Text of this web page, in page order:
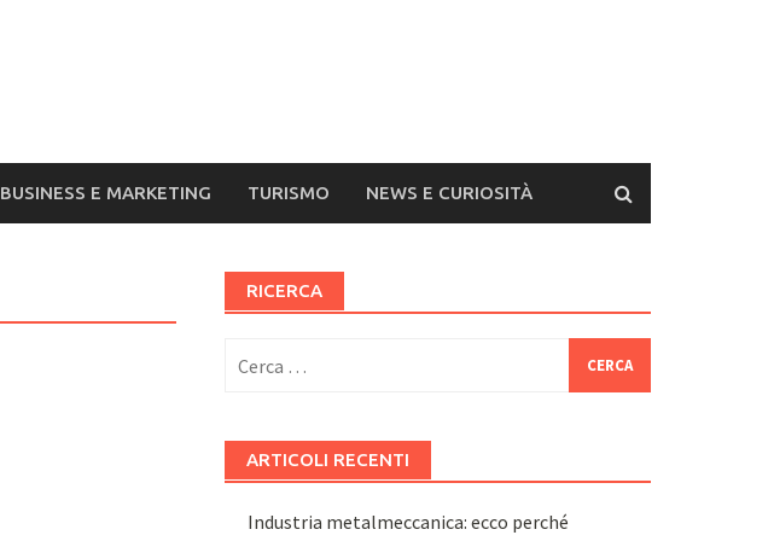
BUSINESS E MARKETING TURISMO NEWS E CURIOSITÀ
RICERCA
per:
ARTICOLI RECENTI
Industria metalmeccanica: ecco perché